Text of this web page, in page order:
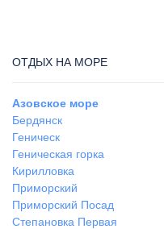
ОТДЫХ НА МОРЕ
Азовское море
Бердянск
Геническ
Геническая горка
Кирилловка
Приморский
Приморский Посад
Степановка Первая